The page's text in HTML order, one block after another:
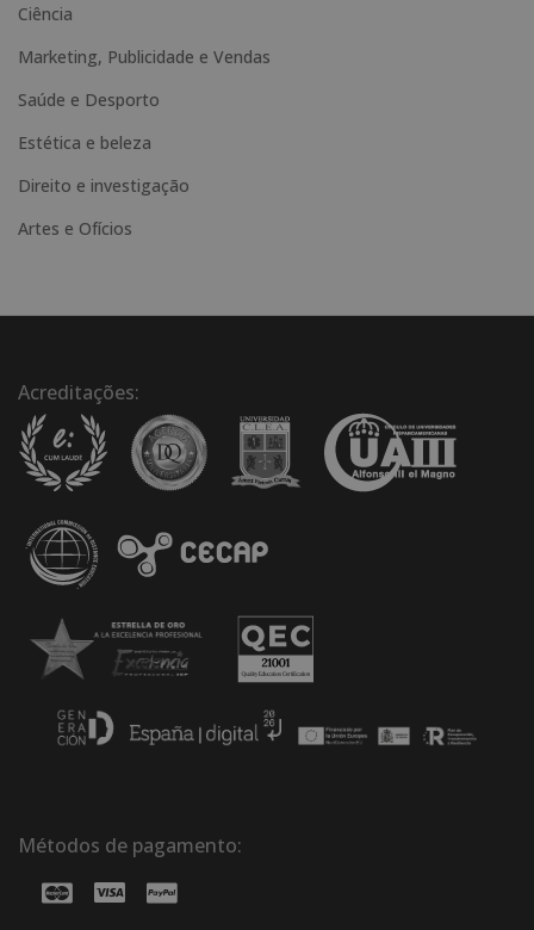
Ciência
Marketing, Publicidade e Vendas
Saúde e Desporto
Estética e beleza
Direito e investigação
Artes e Ofícios
Acreditações:
Métodos de pagamento: